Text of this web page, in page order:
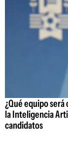
¿Qué equipo será
la Inteligencia
candidatos